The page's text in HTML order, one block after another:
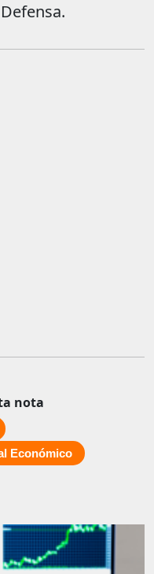
nota
Económico